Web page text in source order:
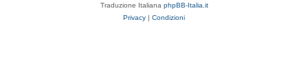
Traduzione Italiana phpBB-Italia.it
Privacy | Condizioni